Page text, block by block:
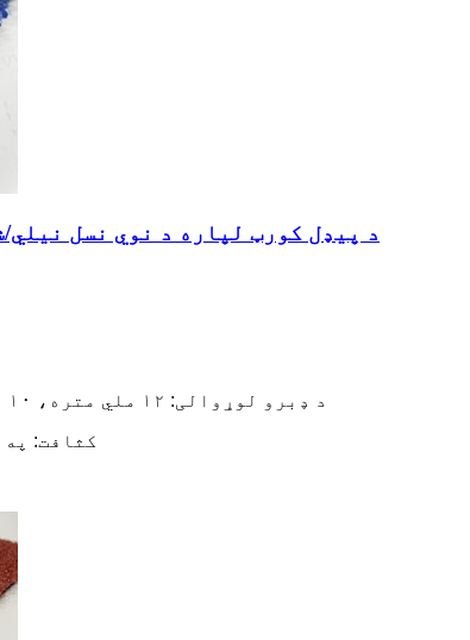
د پیډل کورټ لپاره د نوي نسل
د ډبرو لوړوالی: ۱۲ ملي متره، ۱۰ ملي متره، یا نور د غوښتنې په توګه
کثافت: په هر